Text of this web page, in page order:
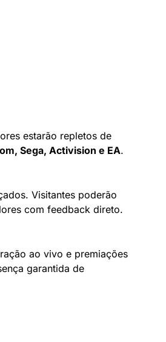
estarão repletos de
Sega, Activision e EA.
Visitantes poderão
com feedback direto.
ao vivo e premiações
garantida de